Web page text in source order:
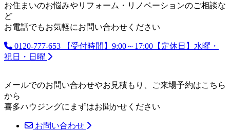
お住まいのお悩みやリフォーム・リノベーションのご相談な
ど
お電話でもお気軽にお問い合わせください
0120-777-653
【受付時間】9:00～17:00【定休日】水曜・
祝日・日曜
メールでのお問い合わせやお見積もり、ご来場予約はこちら
から
喜多ハウジングにまずはお聞かせください
お問い合わせ